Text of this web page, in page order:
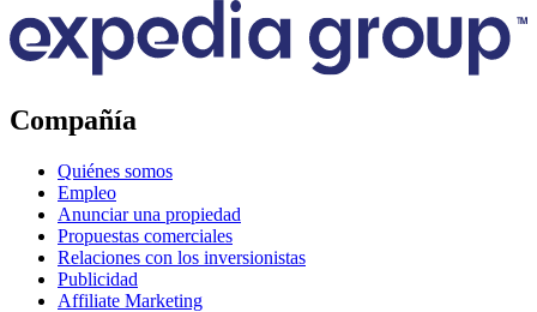
Compañía
Quiénes somos
Empleo
Anunciar una propiedad
Propuestas comerciales
Relaciones con los inversionistas
Publicidad
Affiliate Marketing